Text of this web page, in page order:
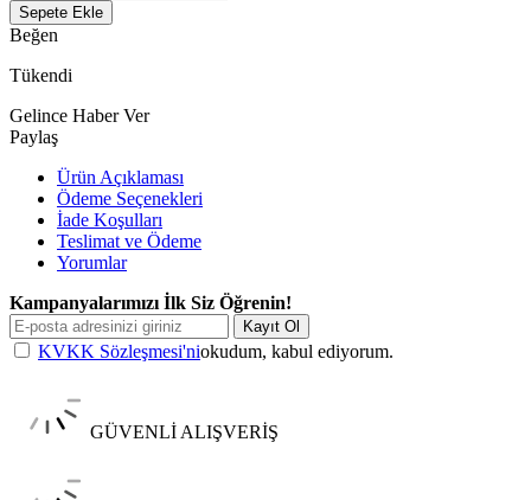
Sepete Ekle
Beğen
Tükendi
Gelince Haber Ver
Paylaş
Ürün Açıklaması
Ödeme Seçenekleri
İade Koşulları
Teslimat ve Ödeme
Yorumlar
Kampanyalarımızı İlk Siz Öğrenin!
Kayıt Ol
KVKK Sözleşmesi'niokudum, kabul ediyorum.
GÜVENLİ ALIŞVERİŞ